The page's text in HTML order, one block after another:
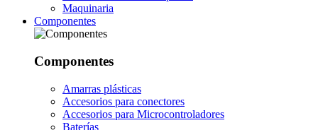
Maquinaria
Componentes
Componentes
Amarras plásticas
Accesorios para conectores
Accesorios para Microcontroladores
Baterías